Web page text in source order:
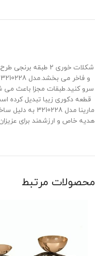
سرو کنید.طبقات مجزا باعث می
قطعه دکوری زیبا تبدیل
مارینا مدل
هدیه خاص و ارزشمند برای
محصولات مرتبط